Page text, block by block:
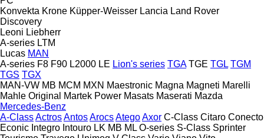
Konvekta Krone Küpper-Weisser Lancia Land Rover
Discovery
Leoni Liebherr
A-series LTM
Lucas MAN
A-series F8 F90 L2000 LE Lion's series TGA TGE TGL TGM
TGS TGX
MAN-VW MB MCM MXN Maestronic Magna Magneti Marelli
Mahle Original
Martek Power Masats Maserati Mazda
Mercedes-Benz
A-ClassActrosAntosArocsAtegoAxor C-Class Citaro Conecto
Econic Integro Intouro LK MB ML O-series S-Class Sprinter